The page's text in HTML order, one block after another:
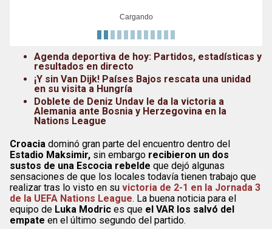
Cargando
Agenda deportiva de hoy: Partidos, estadísticas y
resultados en directo
¡Y sin Van Dijk! Países Bajos rescata una unidad
en su visita a Hungría
Doblete de Deniz Undav le da la victoria a
Alemania ante Bosnia y Herzegovina en la
Nations League
Croacia dominó gran parte del encuentro dentro del
Estadio Maksimir, sin embargo recibieron un dos
sustos de una Escocia rebelde que dejó algunas
sensaciones de que los locales todavía tienen trabajo que
realizar tras lo visto en su victoria de 2-1 en la Jornada 3
de la UEFA Nations League. La buena noticia para el
equipo de Luka Modric es que el VAR los salvó del
empate en el último segundo del partido.